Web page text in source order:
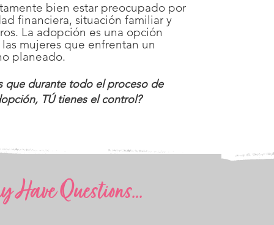
bien estar preocupado por
financiera, situación familiar y
La adopción es una opción
mujeres que enfrentan un
planeado.
que durante todo el proceso de
TÚ tienes el control?
Questions...